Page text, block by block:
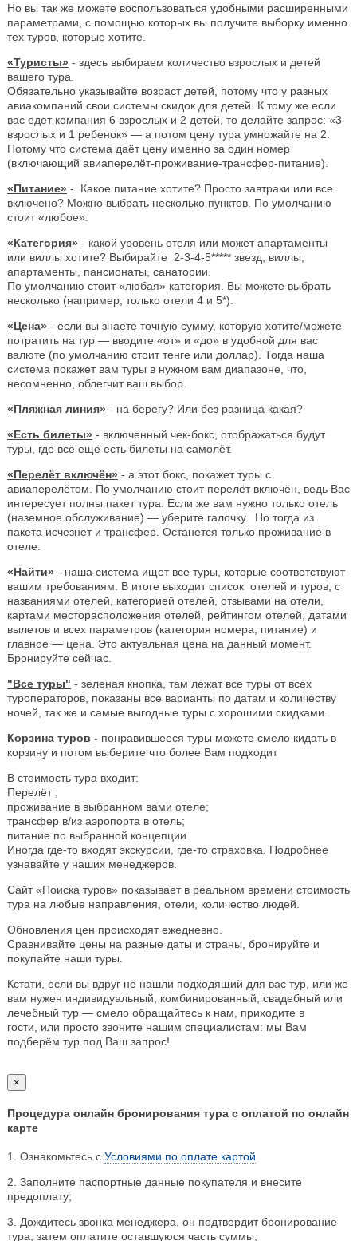
Но вы так же можете воспользоваться удобными расширенными
параметрами, с помощью которых вы получите выборку именно
тех туров, которые хотите.
«Туристы» - здесь выбираем количество взрослых и детей
вашего тура.
Обязательно указывайте возраст детей, потому что у разных
авиакомпаний свои системы скидок для детей. К тому же если
вас едет компания 6 взрослых и 2 детей, то делайте запрос: «3
взрослых и 1 ребенок» — а потом цену тура умножайте на 2.
Потому что система даёт цену именно за один номер
(включающий авиаперелёт-проживание-трансфер-питание).
«Питание» - Какое питание хотите? Просто завтраки или все
включено? Можно выбрать несколько пунктов. По умолчанию
стоит «любое».
«Категория» - какой уровень отеля или может апартаменты
или виллы хотите? Выбирайте 2-3-4-5***** звезд, виллы,
апартаменты, пансионаты, санатории.
По умолчанию стоит «любая» категория. Вы можете выбрать
несколько (например, только отели 4 и 5*).
«Цена» - если вы знаете точную сумму, которую хотите/можете
потратить на тур — вводите «от» и «до» в удобной для вас
валюте (по умолчанию стоит тенге или доллар). Тогда наша
система покажет вам туры в нужном вам диапазоне, что,
несомненно, облегчит ваш выбор.
«Пляжная линия» - на берегу? Или без разница какая?
«Есть билеты» - включенный чек-бокс, отображаться будут
туры, где всё ещё есть билеты на самолёт.
«Перелёт включён» - а этот бокс, покажет туры с
авиаперелётом. По умолчанию стоит перелёт включён, ведь Вас
интересует полны пакет тура. Если же вам нужно только отель
(наземное обслуживание) — уберите галочку. Но тогда из
пакета исчезнет и трансфер. Останется только проживание в
отеле.
«Найти» - наша система ищет все туры, которые соответствуют
вашим требованиям. В итоге выходит список отелей и туров, с
названиями отелей, категорией отелей, отзывами на отели,
картами месторасположения отелей, рейтингом отелей, датами
вылетов и всех параметров (категория номера, питание) и
главное — цена. Это актуальная цена на данный момент.
Бронируйте сейчас.
"Все туры" - зеленая кнопка, там лежат все туры от всех
туроператоров, показаны все варианты по датам и количеству
ночей, так же и самые выгодные туры с хорошими скидками.
Корзина туров - понравившееся туры можете смело кидать в
корзину и потом выберите что более Вам подходит
В стоимость тура входит:
Перелёт ;
проживание в выбранном вами отеле;
трансфер в/из аэропорта в отель;
питание по выбранной концепции.
Иногда где-то входят экскурсии, где-то страховка. Подробнее
узнавайте у наших менеджеров.
Сайт «Поиска туров» показывает в реальном времени стоимость
тура на любые направления, отели, количество людей.
Обновления цен происходят ежедневно.
Сравнивайте цены на разные даты и страны, бронируйте и
покупайте наши туры.
Кстати, если вы вдруг не нашли подходящий для вас тур, или же
вам нужен индивидуальный, комбинированный, свадебный или
лечебный тур — смело обращайтесь к нам, приходите в
гости, или просто звоните нашим специалистам: мы Вам
подберём тур под Ваш запрос!
×
Процедура онлайн бронирования тура с оплатой по онлайн
карте
1. Ознакомьтесь с Условиями по оплате картой
2. Заполните паспортные данные покупателя и внесите
предоплату;
3. Дождитесь звонка менеджера, он подтвердит бронирование
тура, затем оплатите оставшуюся часть суммы;